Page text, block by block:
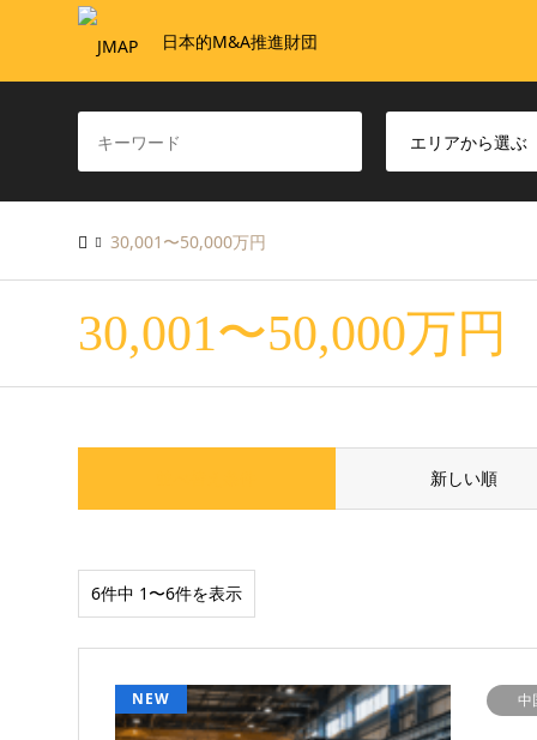
日本的M&A推進財団
30,001〜50,000万円
30,001〜50,000万円
新しい順
6件中 1〜6件を表示
NEW 中